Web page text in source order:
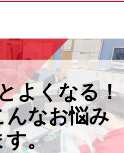
よくなる！
んなお悩み
す。